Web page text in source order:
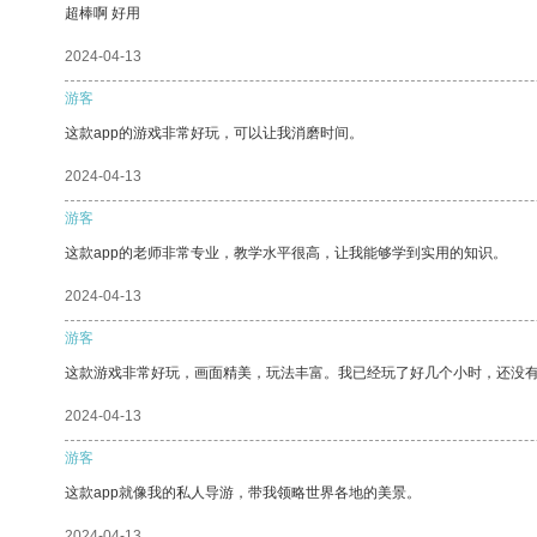
超棒啊 好用
2024-04-13
游客
这款app的游戏非常好玩，可以让我消磨时间。
2024-04-13
游客
这款app的老师非常专业，教学水平很高，让我能够学到实用的知识。
2024-04-13
游客
这款游戏非常好玩，画面精美，玩法丰富。我已经玩了好几个小时，还没
2024-04-13
游客
这款app就像我的私人导游，带我领略世界各地的美景。